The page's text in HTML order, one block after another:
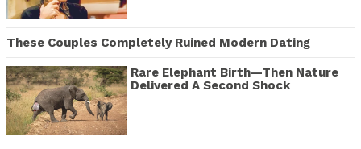
These Couples Completely Ruined Modern Dating
Rare Elephant Birth—Then Nature
Delivered A Second Shock